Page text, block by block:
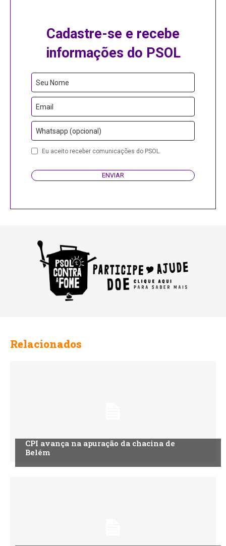
Cadastre-se e recebe
informações do PSOL
Seu Nome
Email
Whatsapp (opcional)
Eu aceito receber comunicações do PSOL.
ENVIAR
Relacionados
CPI avança na apuração da chacina de
Belém